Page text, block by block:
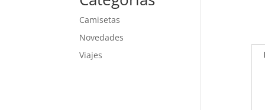
Camisetas
Novedades
Viajes